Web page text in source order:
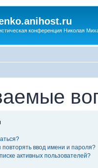
конференция Николая
ввод имени и пароля?
активных пользователей?